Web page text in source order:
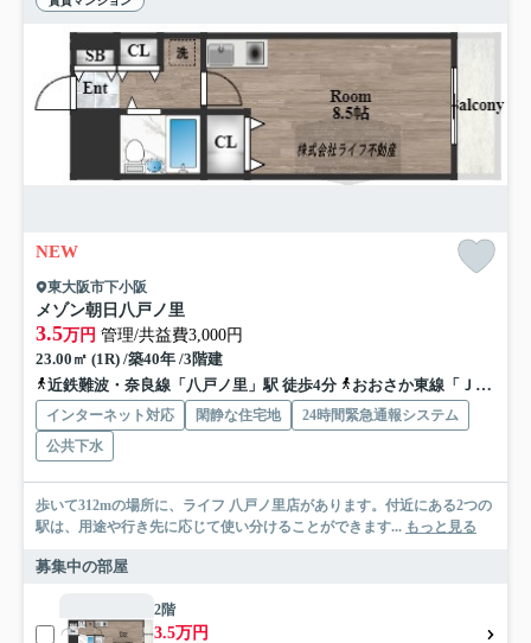
NEW
東大阪市下小阪
メゾン朝日八戸ノ里
3.5万円 管理/共益費3,000円
23.00㎡ (1R) /築40年 /3階建
近鉄難波・奈良線「八戸ノ里」駅 徒歩4分
おおさか東線「ＪＲ河内永和」駅 徒歩25分
インターネット対応 閑静な住宅地
24時間緊急通報システム
公共下水
歩いて312mの場所に、ライフ 八戸ノ里店があります。付近にある2つの
駅は、用途や行き先に応じて使い分けることができます... もっと見る
募集中の部屋
2階
3.5万円